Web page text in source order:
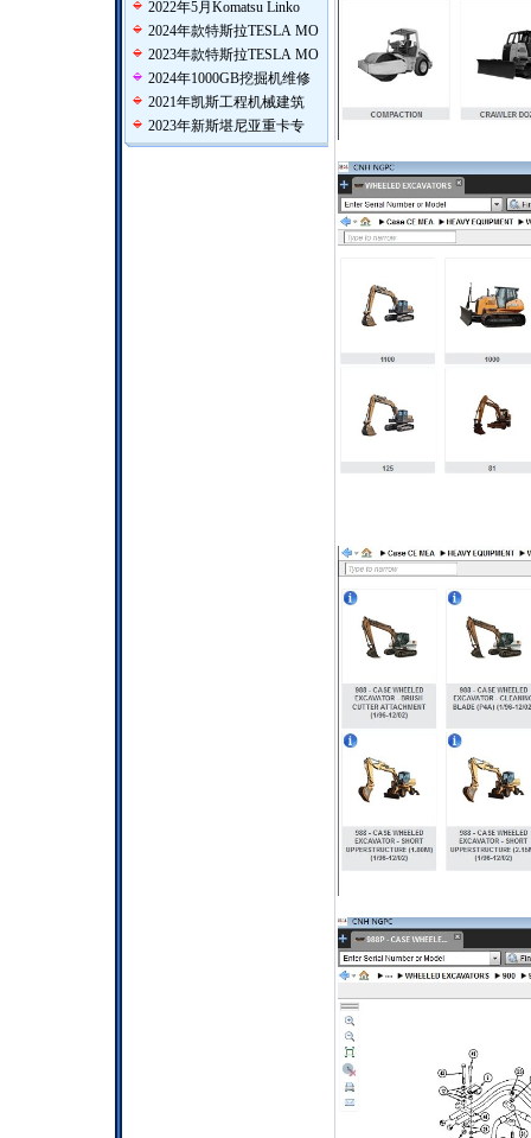
2022年5月Komatsu Linko
2024年款特斯拉TESLA MO
2023年款特斯拉TESLA MO
2024年1000GB挖掘机维修
2021年凯斯工程机械建筑
2023年新斯堪尼亚重卡专